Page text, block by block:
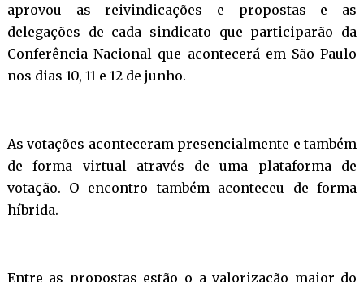
aprovou as reivindicações e propostas e as
delegações de cada sindicato que participarão da
Conferência Nacional que acontecerá em São Paulo
nos dias 10, 11 e 12 de junho.
As votações aconteceram presencialmente e também
de forma virtual através de uma plataforma de
votação. O encontro também aconteceu de forma
híbrida.
Entre as propostas estão o a valorização maior do